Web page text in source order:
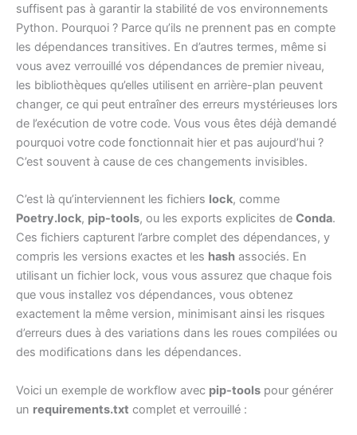
suffisent pas à garantir la stabilité de vos environnements
Python. Pourquoi ? Parce qu’ils ne prennent pas en compte
les dépendances transitives. En d’autres termes, même si
vous avez verrouillé vos dépendances de premier niveau,
les bibliothèques qu’elles utilisent en arrière-plan peuvent
changer, ce qui peut entraîner des erreurs mystérieuses lors
de l’exécution de votre code. Vous vous êtes déjà demandé
pourquoi votre code fonctionnait hier et pas aujourd’hui ?
C’est souvent à cause de ces changements invisibles.
C’est là qu’interviennent les fichiers lock, comme
Poetry.lock, pip-tools, ou les exports explicites de Conda.
Ces fichiers capturent l’arbre complet des dépendances, y
compris les versions exactes et les hash associés. En
utilisant un fichier lock, vous vous assurez que chaque fois
que vous installez vos dépendances, vous obtenez
exactement la même version, minimisant ainsi les risques
d’erreurs dues à des variations dans les roues compilées ou
des modifications dans les dépendances.
Voici un exemple de workflow avec pip-tools pour générer
un requirements.txt complet et verrouillé :